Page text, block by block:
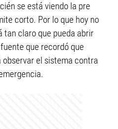
se está viendo la pre
corto. Por lo que hoy no
tan claro que pueda abrir
que recordó que
el sistema contra